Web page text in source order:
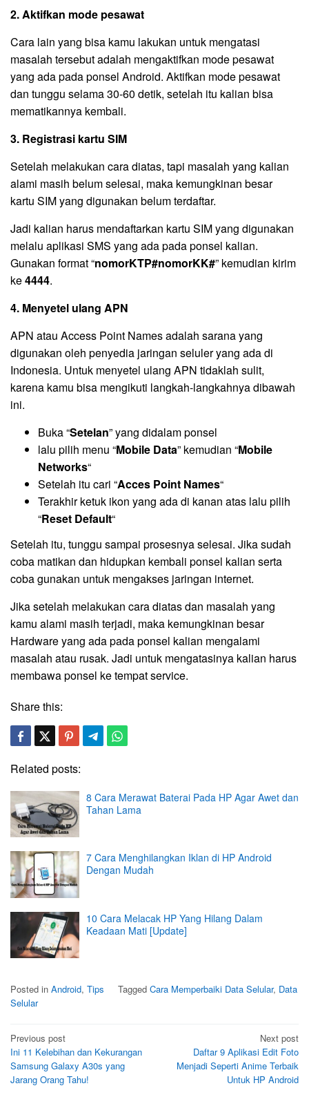
2. Aktifkan mode pesawat
Cara lain yang bisa kamu lakukan untuk mengatasi
masalah tersebut adalah mengaktifkan mode pesawat
yang ada pada ponsel Android. Aktifkan mode pesawat
dan tunggu selama 30-60 detik, setelah itu kalian bisa
mematikannya kembali.
3. Registrasi kartu SIM
Setelah melakukan cara diatas, tapi masalah yang kalian
alami masih belum selesai, maka kemungkinan besar
kartu SIM yang digunakan belum terdaftar.
Jadi kalian harus mendaftarkan kartu SIM yang digunakan
melalu aplikasi SMS yang ada pada ponsel kalian.
Gunakan format “nomorKTP#nomorKK#” kemudian kirim
ke4444.
4. Menyetel ulang APN
APN atau Access Point Names adalah sarana yang
digunakan oleh penyedia jaringan seluler yang ada di
Indonesia. Untuk menyetel ulang APN tidaklah sulit,
karena kamu bisa mengikuti langkah-langkahnya dibawah
ini.
Buka “Setelan” yang didalam ponsel
lalu pilih menu “Mobile Data” kemudian “Mobile
Networks“
Setelah itu cari “Acces Point Names“
Terakhir ketuk ikon yang ada di kanan atas lalu pilih
“Reset Default“
Setelah itu, tunggu sampai prosesnya selesai. Jika sudah
coba matikan dan hidupkan kembali ponsel kalian serta
coba gunakan untuk mengakses jaringan internet.
Jika setelah melakukan cara diatas dan masalah yang
kamu alami masih terjadi, maka kemungkinan besar
Hardware yang ada pada ponsel kalian mengalami
masalah atau rusak. Jadi untuk mengatasinya kalian harus
membawa ponsel ke tempat service.
Share this:
Related posts:
8 Cara Merawat Baterai Pada HP Agar Awet dan
Tahan Lama
7 Cara Menghilangkan Iklan di HP Android
Dengan Mudah
10 Cara Melacak HP Yang Hilang Dalam
Keadaan Mati [Update]
Posted in Android, Tips Tagged Cara Memperbaiki Data Selular, Data
Selular
Post
navigation
Previous post
Ini 11 Kelebihan dan Kekurangan
Samsung Galaxy A30s yang
Jarang Orang Tahu!
Next post
Daftar 9 Aplikasi Edit Foto
Menjadi Seperti Anime Terbaik
Untuk HP Android